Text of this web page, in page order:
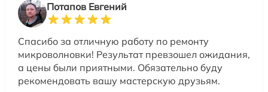
Потапов Евгений
Спасибо за отличную работу по ремонту
микроволновки! Результат превзошел ожидания,
а цены были приятными. Обязательно буду
рекомендовать вашу мастерскую друзьям.